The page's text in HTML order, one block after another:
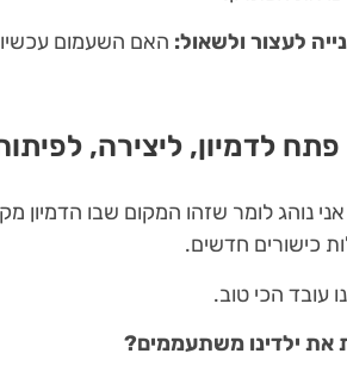
לעצור ולשאול: האם השעמום
לדמיון, ליצירה,
נוהג לומר שזהו המקום שבו הדמיון
כישורים חדשים.
עובד הכי טוב.
את ילדינו משתעממים?